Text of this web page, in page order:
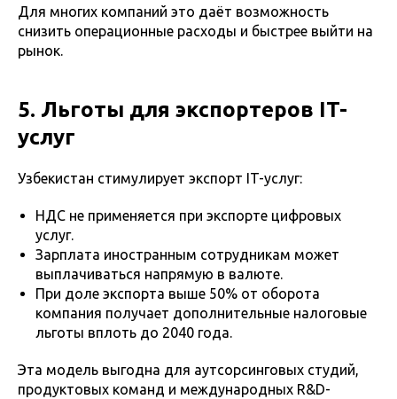
Для многих компаний это даёт возможность
снизить операционные расходы и быстрее выйти на
рынок.
5. Льготы для экспортеров IT-
услуг
Узбекистан стимулирует экспорт IT-услуг:
НДС не применяется при экспорте цифровых
услуг.
Зарплата иностранным сотрудникам может
выплачиваться напрямую в валюте.
При доле экспорта выше 50% от оборота
компания получает дополнительные налоговые
льготы вплоть до 2040 года.
Эта модель выгодна для аутсорсинговых студий,
продуктовых команд и международных R&D-